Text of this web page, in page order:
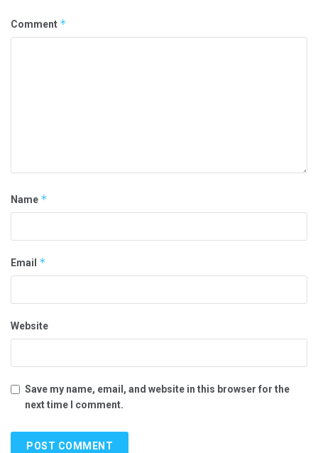
Comment *
Name *
Email *
Website
Save my name, email, and website in this browser for the
next time I comment.